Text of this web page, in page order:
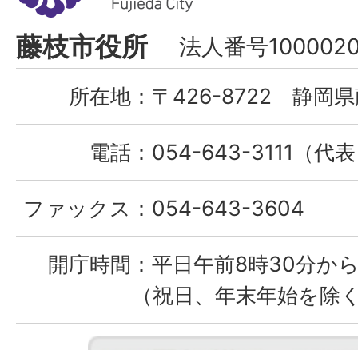
市
Fujieda
City
藤枝市役所 法人番号
所在地： 〒426-8722 静岡県
電話： 054-643-3111（代
ファックス： 054-643-3604
開庁時間： 平日午前8時30分か
（祝日、年末年始を除